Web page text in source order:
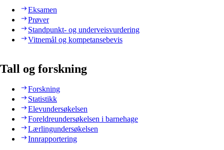
Eksamen
Prøver
Standpunkt- og underveisvurdering
Vitnemål og kompetansebevis
Tall og forskning
Forskning
Statistikk
Elevundersøkelsen
Foreldreundersøkelsen i barnehage
Lærlingundersøkelsen
Innrapportering